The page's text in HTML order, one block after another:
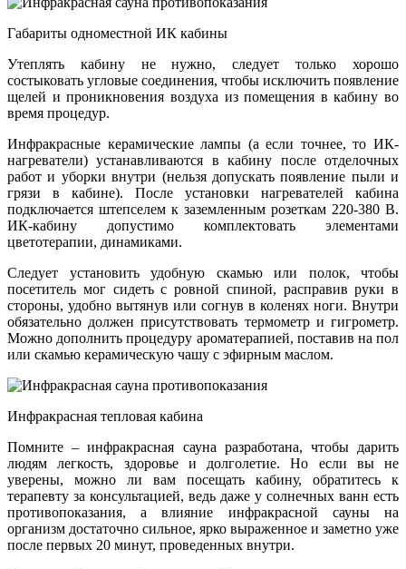
Габариты одноместной ИК кабины
Утеплять кабину не нужно, следует только хорошо
состыковать угловые соединения, чтобы исключить появление
щелей и проникновения воздуха из помещения в кабину во
время процедур.
Инфракрасные керамические лампы (а если точнее, то ИК-
нагреватели) устанавливаются в кабину после отделочных
работ и уборки внутри (нельзя допускать появление пыли и
грязи в кабине). После установки нагревателей кабина
подключается штепселем к заземленным розеткам 220-380 В.
ИК-кабину допустимо комплектовать элементами
цветотерапии, динамиками.
Следует установить удобную скамью или полок, чтобы
посетитель мог сидеть с ровной спиной, расправив руки в
стороны, удобно вытянув или согнув в коленях ноги. Внутри
обязательно должен присутствовать термометр и гигрометр.
Можно дополнить процедуру ароматерапией, поставив на пол
или скамью керамическую чашу с эфирным маслом.
Инфракрасная тепловая кабина
Помните – инфракрасная сауна разработана, чтобы дарить
людям легкость, здоровье и долголетие. Но если вы не
уверены, можно ли вам посещать кабину, обратитесь к
терапевту за консультацией, ведь даже у солнечных ванн есть
противопоказания, а влияние инфракрасной сауны на
организм достаточно сильное, ярко выраженное и заметно уже
после первых 20 минут, проведенных внутри.